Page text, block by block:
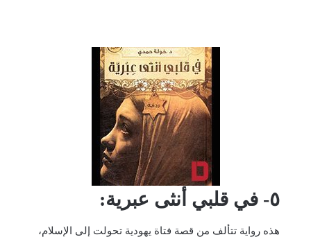
٥- في قلبي أنثى عبرية:
هذه رواية تتألف من قصة فتاة يهودية تحولت إلى الإسلام،